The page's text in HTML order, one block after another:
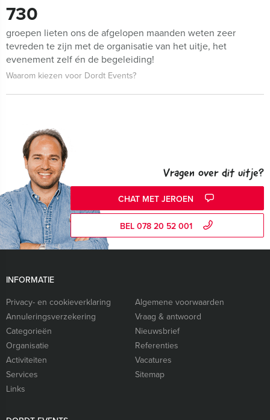
730
groepen lieten ons de afgelopen maanden weten zeer
tevreden te zijn met de organisatie van het uitje, het
evenement zelf én de begeleiding!
Waarom kiezen voor Dordt Events?
Vragen over dit uitje?
CHAT MET JEROEN
BEL 078 20 52 001
INFORMATIE
Privacy- en cookieverklaring
Algemene voorwaarden
Annuleringsverzekering
Vraag & antwoord
Categorieën
Nieuwsbrief
Organisatie
Referenties
Activiteiten
Vacatures
Services
Sitemap
Links